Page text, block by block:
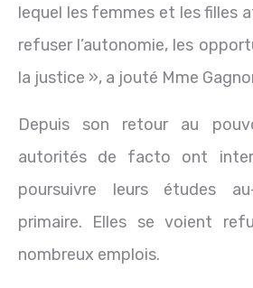
lequel les femmes et les filles
refuser l’autonomie, les
la justice », a jouté Mme
Depuis son retour au
autorités de facto ont
poursuivre leurs études
primaire. Elles se voient
nombreux emplois.